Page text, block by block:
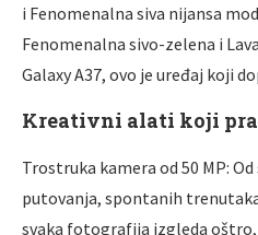
i Fenomenalna siva nijansa
Fenomenalna sivo-zelena i
Galaxy A37, ovo je uređaj koji
Kreativni alati koji
Trostruka kamera od 50 MP:
putovanja, spontanih
svaka fotografija izgleda